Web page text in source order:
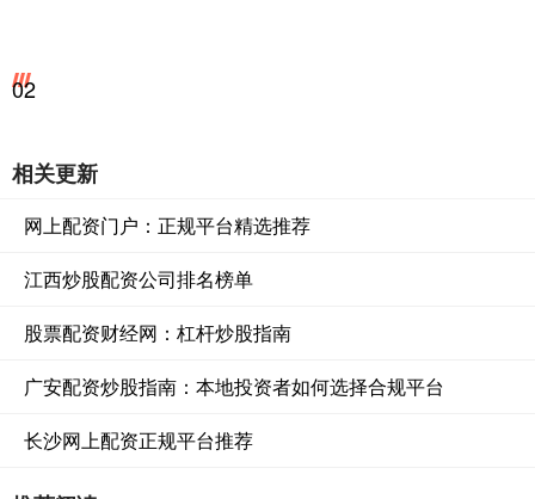
02
相关更新
网上配资门户：正规平台精选推荐
江西炒股配资公司排名榜单
股票配资财经网：杠杆炒股指南
广安配资炒股指南：本地投资者如何选择合规平台
长沙网上配资正规平台推荐